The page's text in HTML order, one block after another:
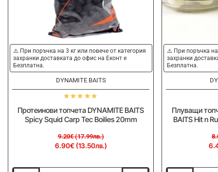
-25%
⚠️ При поръчка на 3 кг или повече от категория
захранки доставката до офис на Еконт е
Безплатна.
DYNAMITE BAITS
Протеинови топчета DYNAMITE BAITS
Spicy Squid Carp Tec Boilies 20mm
6.90€ (13.50лв.)
9.20€ (17.99лв.)
-20%
⚠️ При поръчка на
захранки
Безплатна.
Плуващи
BAITS Hit n